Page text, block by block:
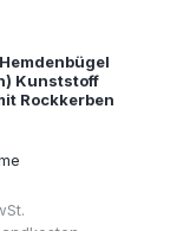
Kunststoff
Rockkerben